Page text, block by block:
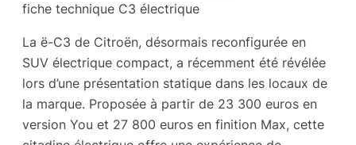
fiche technique C3 électrique
La ë-C3 de Citroën, désormais reconfigurée en
SUV électrique compact, a récemment été révélée
lors d’une présentation statique dans les locaux de
la marque. Proposée à partir de 23 300 euros en
version You et 27 800 euros en finition Max, cette